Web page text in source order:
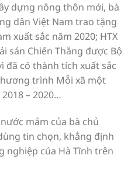
dựng nông thôn mới, bà
dân Việt Nam trao tặng
xuất sắc năm 2020; HTX
sản Chiến Thắng được Bộ
đã có thành tích xuất sắc
trình Mỗi xã một
– 2020…
mắm của bà chủ
tin chọn, khẳng định
nghiệp của Hà Tĩnh trên